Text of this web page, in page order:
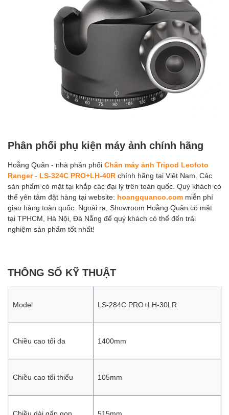
Phân phối phụ kiện máy ảnh chính hãng
Hoằng Quân - nhà phân phối Chân máy ảnh Tripod Leofoto
Ranger - LS-324C PRO+LH-40R chính hãng tại Việt Nam. Các
sản phẩm có mặt tại khắp các đại lý trên toàn quốc. Quý khách có
thể yên tâm đặt hàng tại website: hoangquanco.com miễn phí
giao hàng toàn quốc. Ngoài ra, Showroom Hoằng Quân có mặt
tại TPHCM, Hà Nội, Đà Nẵng để quý khách có thể đến trải
nghiệm sản phẩm tốt nhất!
THÔNG SỐ KỸ THUẬT
Model LS-284C PRO+LH-30LR
Chiều cao tối đa 1400mm
Chiều cao tối thiểu 105mm
Chiều dài gấp gọn 515mm